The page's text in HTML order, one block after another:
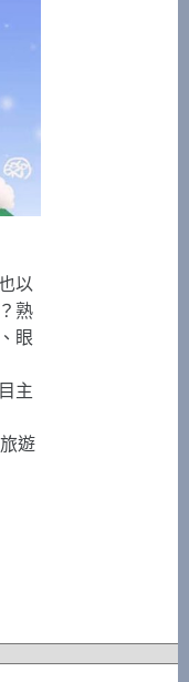
以
熟
眼
主
遊